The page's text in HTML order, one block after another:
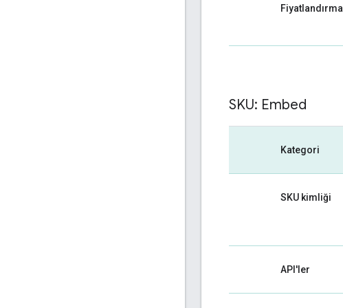
Fiyatlandırma
SKU: Embed
Kategori
SKU kimliği
API'ler